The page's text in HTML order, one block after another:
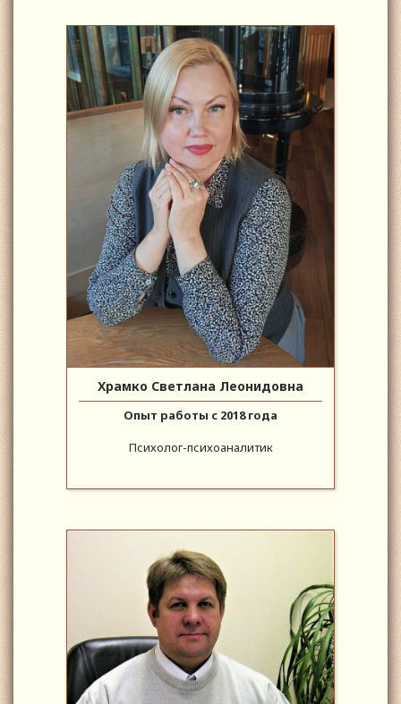
Храмко Светлана Леонидовна
Опыт работы с 2018 года
Психолог-психоаналитик